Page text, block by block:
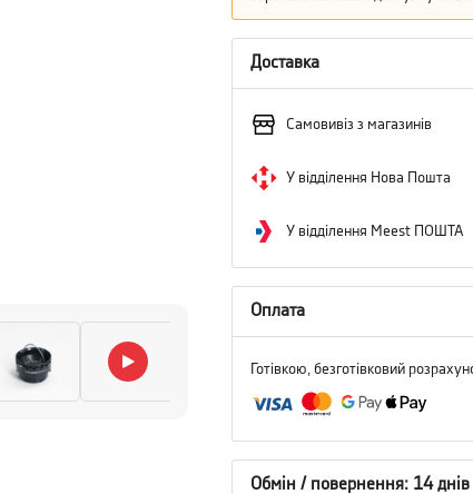
Доставка
Самовивіз з магазинів
У відділення Нова Пошта
У відділення Meest ПОШТА
Оплата
Готівкою, безготівковий
Обмін / повернення: 14 днів